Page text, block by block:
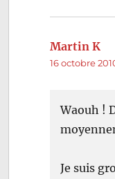
l’article
Martin K
16 octobre
Waouh !
Je suis